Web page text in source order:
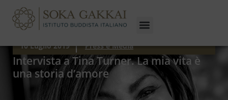
10 Luglio 2019 Press e Media
Intervista a Tina Turner. La mia vita è
una storia d’amore